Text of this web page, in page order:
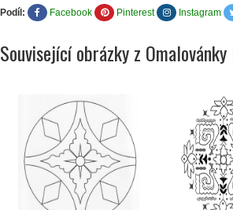
Podíl: Facebook Pinterest Instagram
Související obrázky z